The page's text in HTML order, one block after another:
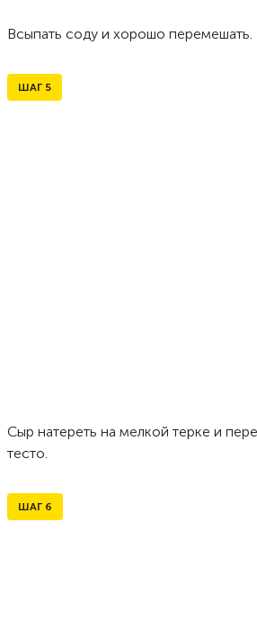
Всыпать соду и хорошо перемешать.
ШАГ 5
Сыр натереть на мелкой терке и
тесто.
ШАГ 6